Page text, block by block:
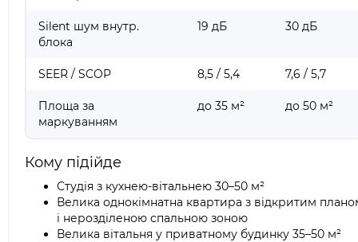
Silent шум внутр.
блока
19 дБ 30 дБ
SEER / SCOP 8,5 / 5,4 7,6 / 5,7
Площа за
маркуванням
до 35 м² до 50 м²
Кому підійде
Студія з кухнею-вітальнею 30–50 м²
Велика однокімнатна квартира з відкритим
і нерозділеною спальною зоною
Велика вітальня у приватному будинку 35–50 м²